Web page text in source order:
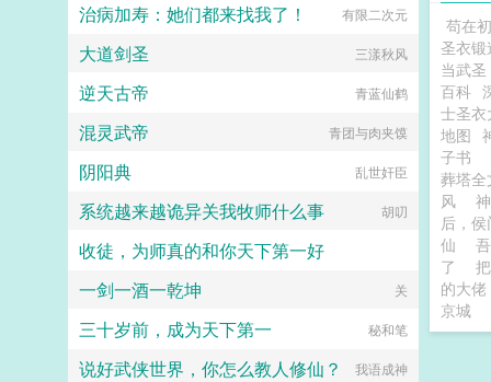
苟在
圣衣锻
当武圣
百科
士圣衣
地图
子书
葬塔全
风
后，
仙
了
的大佬
京城
治病加寿：她们都来找我了！
有限二次元
大道剑圣 三漾秋风
逆天古帝 青蓝仙鹤
混灵武帝 青团与肉夹馍
阴阳典 乱世奸臣
系统越来越诡异关我牧师什么事 胡叨
收徒，为师真的和你天下第一好
长涂山的黄金兽
一剑一酒一乾坤 关
三十岁前，成为天下第一 秘和笔
说好武侠世界，你怎么教人修仙？ 我语成神